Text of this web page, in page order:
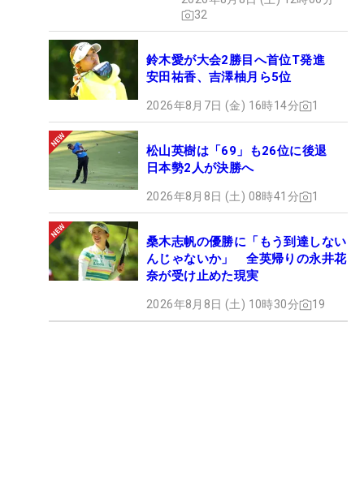
32
鈴木愛が大会2勝目へ首位T発進
安田祐香、吉澤柚月ら5位
2026年8月7日 (金) 16時14分 1
松山英樹は「69」も26位に後退
日本勢2人が決勝へ
2026年8月8日 (土) 08時41分 1
桑木志帆の優勝に「もう到達しない
んじゃないか」 全英帰りの永井花
奈が受け止めた現実
2026年8月8日 (土) 10時30分 19